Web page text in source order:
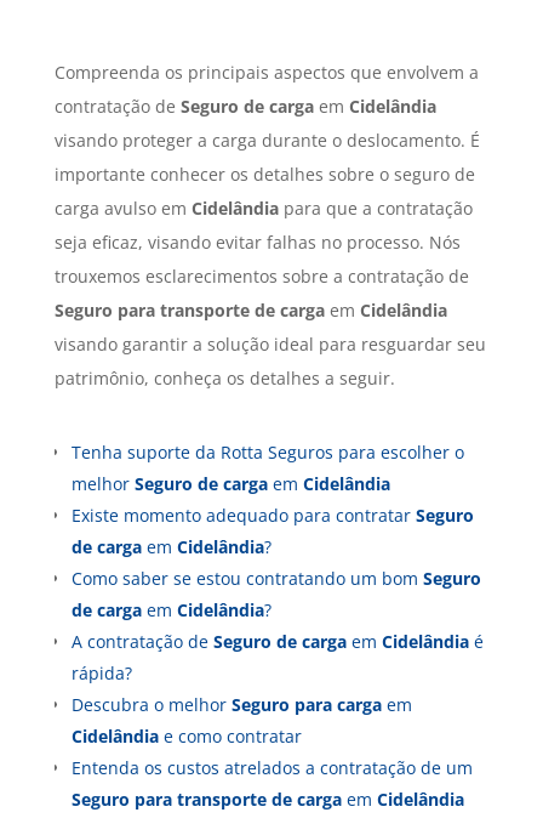
Compreenda os principais aspectos que envolvem a
contratação de Seguro de cargaem Cidelândia
visando proteger a carga durante o deslocamento. É
importante conhecer os detalhes sobre o seguro de
carga avulso em Cidelândiapara que a contratação
seja eficaz, visando evitar falhas no processo. Nós
trouxemos esclarecimentos sobre a contratação de
Seguro para transporte de cargaem Cidelândia
visando garantir a solução ideal para resguardar seu
patrimônio, conheça os detalhes a seguir.
Tenha suporte da Rotta Seguros para escolher o
melhor Seguro de cargaem Cidelândia
Existe momento adequado para contratar Seguro
de cargaem Cidelândia?
Como saber se estou contratando um bom Seguro
de cargaem Cidelândia?
A contratação de Seguro de cargaem Cidelândiaé
rápida?
Descubra o melhor Seguro para cargaem
Cidelândiae como contratar
Entenda os custos atrelados a contratação de um
Seguro para transporte de cargaem Cidelândia